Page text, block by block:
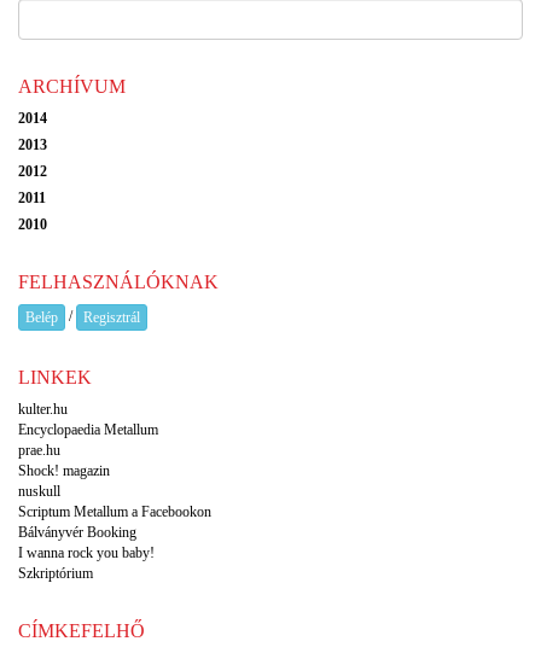
ARCHÍVUM
2014
2013
2012
2011
2010
FELHASZNÁLÓKNAK
Belép / Regisztrál
LINKEK
kulter.hu
Encyclopaedia Metallum
prae.hu
Shock! magazin
nuskull
Scriptum Metallum a Facebookon
Bálványvér Booking
I wanna rock you baby!
Szkriptórium
CÍMKEFELHŐ